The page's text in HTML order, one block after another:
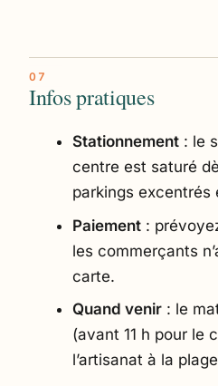
Infos pratiques
Stationnement: le
centre est saturé
parkings excentrés
Paiement:
les commerçants
carte.
Quand venir: le
(avant 11 h pour le
l’artisanat à la